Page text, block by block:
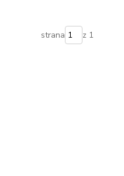
strana z 1